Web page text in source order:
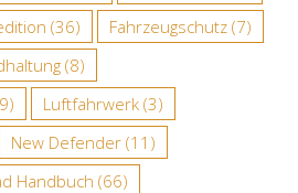
(36) Fahrzeugschutz (7)
(8)
Luftfahrwerk (3)
New Defender (11)
Handbuch (66)